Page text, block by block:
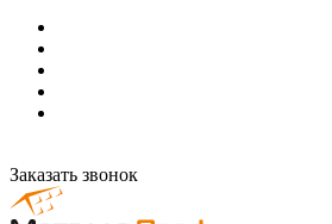
Заказать звонок